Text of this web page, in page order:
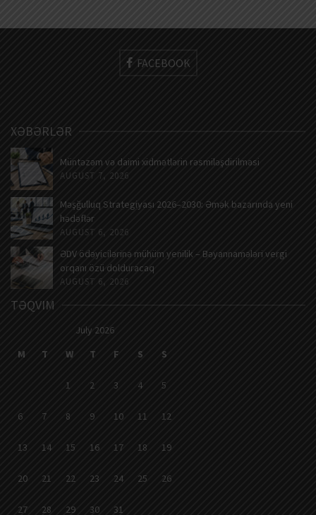
FACEBOOK
XƏBƏRLƏR
Müntəzəm və daimi xidmətlərin rəsmiləşdirilməsi
AUGUST 7, 2026
Məşğulluq Strategiyası 2026–2030: Əmək bazarında yeni
hədəflər
AUGUST 6, 2026
ƏDV ödəyicilərinə mühüm yenilik – Bəyannamələri vergi
orqanı özü dolduracaq
AUGUST 6, 2026
TƏQVIM
July 2026
M
T W T F S S
1 2 3 4 5
6 7 8 9 10 11 12
13 14 15 16 17 18 19
20 21 22 23 24 25 26
27 28 29 30 31